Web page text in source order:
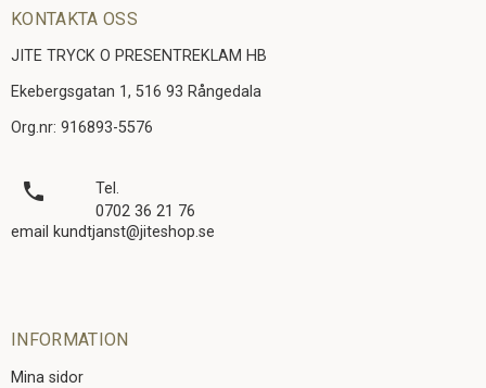
KONTAKTA OSS
JITE TRYCK O PRESENTREKLAM HB
Ekebergsgatan 1, 516 93 Rångedala
Org.nr: 916893-5576
local_phone
Tel.
0702 36 21 76
email kundtjanst@jiteshop.se
INFORMATION
Mina sidor